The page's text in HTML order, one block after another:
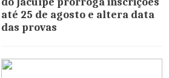
até 25 de agosto e altera data
das provas